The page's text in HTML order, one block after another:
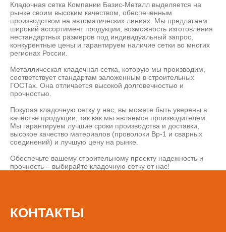
Кладочная сетка Компании Базис-Металл выделяется на
рынке своим высоким качеством, обеспеченным
производством на автоматических линиях. Мы предлагаем
широкий ассортимент продукции, возможность изготовления
нестандартных размеров под индивидуальный запрос,
конкурентные цены и гарантируем наличие сетки во многих
регионах России.
Металлическая кладочная сетка, которую мы производим,
соответствует стандартам заложенным в строительных
ГОСТах. Она отличается высокой долговечностью и
прочностью.
Покупая кладочную сетку у нас, вы можете быть уверены в
качестве продукции, так как мы являемся производителем.
Мы гарантируем лучшие сроки производства и доставки,
высокое качество материалов (проволоки Вр-1 и сварных
соединений) и лучшую цену на рынке.
Обеспечьте вашему строительному проекту надежность и
прочность – выбирайте кладочную сетку от нас!
КОНТАКТЫ